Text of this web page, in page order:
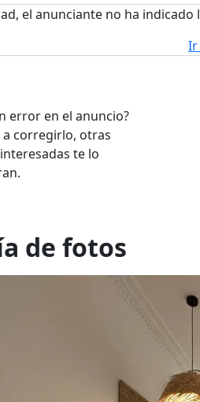
el anunciante no ha indicado
Ir
error en el anuncio?
a corregirlo, otras
te lo
de fotos